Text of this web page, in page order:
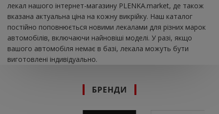
лекал нашого інтернет-магазину PLENKA.market, де також
вказана актуальна ціна на кожну викрійку. Наш каталог
постійно поповнюється новими лекалами для різних марок
автомобілів, включаючи найновіші моделі. У разі, якщо
вашого автомобіля немає в базі, лекала можуть бути
виготовлені індивідуально.
БРЕНДИ